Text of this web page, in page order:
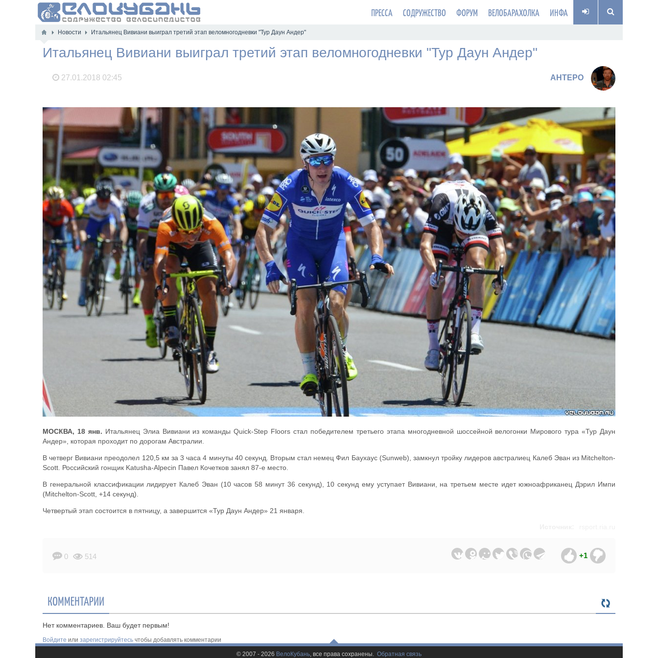
ПРЕССА СОДРУЖЕСТВО ФОРУМ ВЕЛОБАРАХОЛКА ИНФА
Новости Итальянец Вивиани выиграл третий этап веломногодневки "Тур Даун Андер"
Итальянец Вивиани выиграл третий этап веломногодневки "Тур Даун Андер"
27.01.2018 02:45 AHTEPO
МОСКВА, 18 янв. Итальянец Элиа Вивиани из команды Quick-Step Floors стал победителем третьего этапа многодневной шоссейной велогонки Мирового тура «Тур Даун
Андер», которая проходит по дорогам Австралии.
В четверг Вивиани преодолел 120,5 км за 3 часа 4 минуты 40 секунд. Вторым стал немец Фил Баухаус (Sunweb), замкнул тройку лидеров австралиец Калеб Эван из Mitchelton-
Scott. Российский гонщик Katusha-Alpecin Павел Кочетков занял 87-е место.
В генеральной классификации лидирует Калеб Эван (10 часов 58 минут 36 секунд), 10 секунд ему уступает Вивиани, на третьем месте идет южноафриканец Дэрил Импи
(Mitchelton-Scott, +14 секунд).
Четвертый этап состоится в пятницу, а завершится «Тур Даун Андер» 21 января.
0 514 +1
КОММЕНТАРИИ
Нет комментариев. Ваш будет первым!
Войдите или зарегистрируйтесь чтобы добавлять комментарии
© 2007 - 2026 ВелоКубань, все права сохранены. Обратная связь